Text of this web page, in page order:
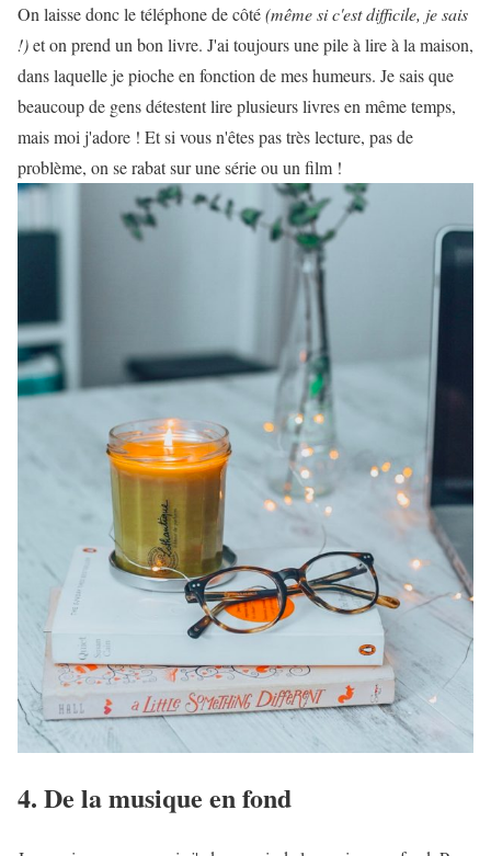
On laisse donc le téléphone de côté(même si c'est difficile, je sais
!)et on prend un bon livre. J'ai toujours une pile à lire à la maison,
dans laquelle je pioche en fonction de mes humeurs. Je sais que
beaucoup de gens détestent lire plusieurs livres en même temps,
mais moi j'adore ! Et si vous n'êtes pas très lecture, pas de
problème, on se rabat sur une série ou un film !
4. De la musique en fond